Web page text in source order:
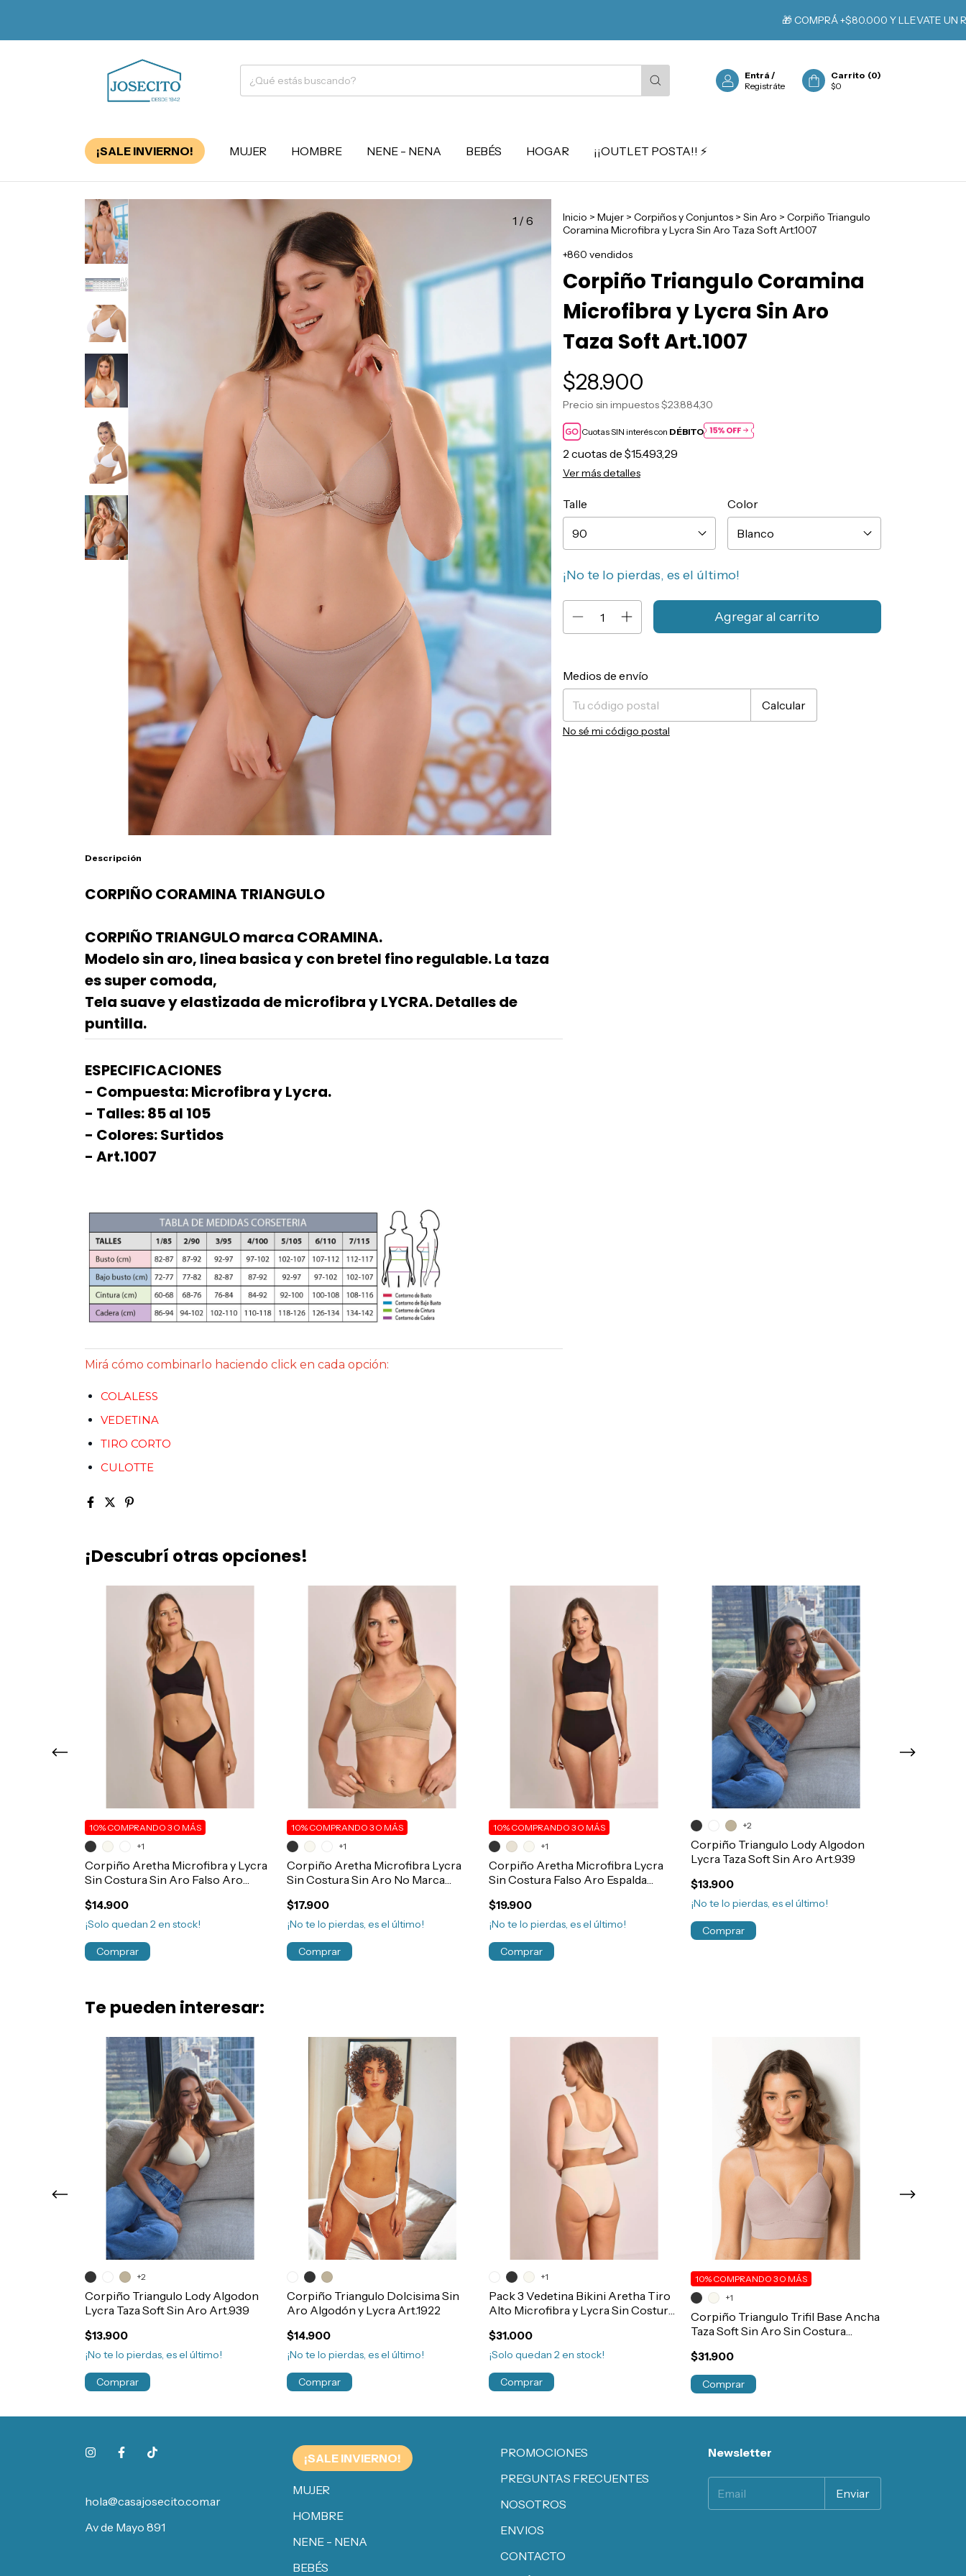
🎁 COMPRÁ +$80.000 Y LLEVATE UN REGALO
Entrá /
Registráte
Carrito (0)
$0
¡SALE INVIERNO! MUJER HOMBRE NENE - NENA BEBÉS HOGAR ¡¡OUTLET POSTA!! ⚡️
1 / 6 Inicio > Mujer > Corpiños y Conjuntos > Sin Aro > Corpiño Triangulo
Coramina Microfibra y Lycra Sin Aro Taza Soft Art.1007
+860 vendidos
Corpiño Triangulo Coramina
Microfibra y Lycra Sin Aro
Taza Soft Art.1007
$28.900
Precio sin impuestos$23.884,30
Cuotas SIN interés con DÉBITO
2 cuotas de $15.493,29
Ver más detalles
Talle Color
¡No te lo pierdas, es el último!
Entregas para el CP:
Medios de envío
Calcular
No sé mi código postal
Descripción
CORPIÑO CORAMINA TRIANGULO
CORPIÑO TRIANGULO marca CORAMINA.
Modelo sin aro, linea basica y con bretel fino regulable. La taza
es super comoda,
Tela suave y elastizada de microfibra y LYCRA. Detalles de
puntilla.
ESPECIFICACIONES
- Compuesta: Microfibra y Lycra.
- Talles: 85 al 105
- Colores: Surtidos
- Art.1007
Mirá cómo combinarlo haciendo click en cada opción:
COLALESS
VEDETINA
TIRO CORTO
CULOTTE
¡Descubrí otras opciones!
Corpiño Aretha Microfibra y Lycra
Sin Costura Sin Aro Falso Aro
$14.900
10% COMPRANDO 3 O MÁS
¡Solo quedan 2en stock!
+1
Comprar
Corpiño Aretha Microfibra Lycra
Sin Costura Sin Aro No Marca
$17.900
10% COMPRANDO 3 O MÁS
¡No te lo pierdas, es el último!
+1
Comprar
Corpiño Aretha Microfibra Lycra
Sin Costura Falso Aro Espalda
$19.900
10% COMPRANDO 3 O MÁS
¡No te lo pierdas, es el último!
+1
Comprar
Corpiño Triangulo Lody Algodon
Lycra Taza Soft Sin Aro Art.939
$13.900
¡No te lo pierdas, es el último!
+2
Comprar
Te pueden interesar:
Corpiño Triangulo Lody Algodon
Lycra Taza Soft Sin Aro Art.939
$13.900
¡No te lo pierdas, es el último!
+2
Comprar
Corpiño Triangulo Dolcisima Sin
Aro Algodón y Lycra Art.1922
$14.900
¡No te lo pierdas, es el último!
Comprar
Pack 3 Vedetina Bikini Aretha Tiro
Alto Microfibra y Lycra Sin Costura
$31.000
¡Solo quedan 2en stock!
+1
Comprar
Corpiño Triangulo Trifil Base Ancha
Taza Soft Sin Aro Sin Costura
$31.900
10% COMPRANDO 3 O MÁS
+1
Comprar
hola@casajosecito.com.ar
Av de Mayo 891
¡SALE INVIERNO!
MUJER
HOMBRE
NENE - NENA
BEBÉS
PROMOCIONES
PREGUNTAS FRECUENTES
NOSOTROS
ENVIOS
CONTACTO
Newsletter